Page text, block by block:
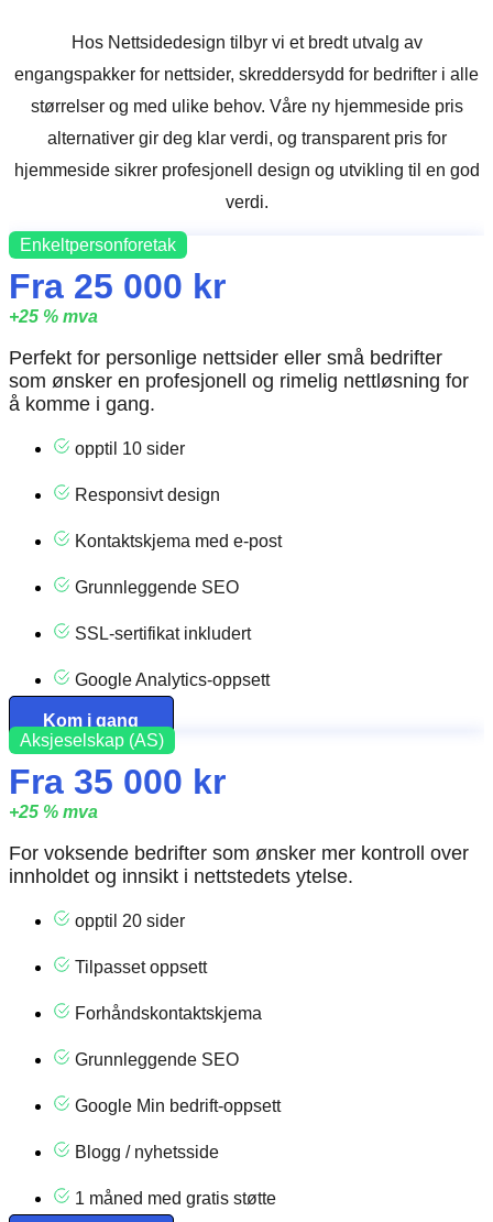
Hos Nettsidedesign tilbyr vi et bredt utvalg av
engangspakker for nettsider, skreddersydd for bedrifter i alle
størrelser og med ulike behov. Våre ny hjemmeside pris
alternativer gir deg klar verdi, og transparent pris for
hjemmeside sikrer profesjonell design og utvikling til en god
verdi.
Enkeltpersonforetak
Fra 25 000 kr
+25 % mva
Perfekt for personlige nettsider eller små bedrifter
som ønsker en profesjonell og rimelig nettløsning for
å komme i gang.
opptil 10 sider
Responsivt design
Kontaktskjema med e-post
Grunnleggende SEO
SSL-sertifikat inkludert
Google Analytics-oppsett
Kom i gang
Aksjeselskap (AS)
Fra 35 000 kr
+25 % mva
For voksende bedrifter som ønsker mer kontroll over
innholdet og innsikt i nettstedets ytelse.
opptil 20 sider
Tilpasset oppsett
Forhåndskontaktskjema
Grunnleggende SEO
Google Min bedrift-oppsett
Blogg / nyhetsside
1 måned med gratis støtte